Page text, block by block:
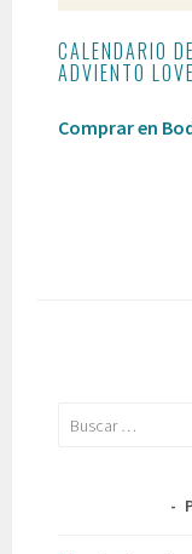
CALENDARIO DE
ADVIENTO
Comprar en
Buscar: